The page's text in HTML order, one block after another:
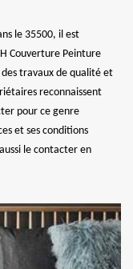
le 35500, il est
Couverture Peinture
des travaux de qualité et
reconnaissent
pour ce genre
et ses conditions
le contacter en